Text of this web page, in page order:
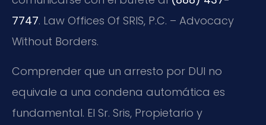
7747. Law Offices Of SRIS, P.C. – Advocacy
Without Borders.
Comprender que un arresto por DUI no
equivale a una condena automática es
fundamental. El Sr. Sris, Propietario y